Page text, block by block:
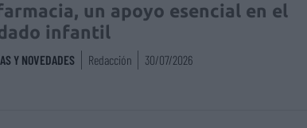
un apoyo esencial en el
infantil
Y NOVEDADES Redacción 30/07/2026